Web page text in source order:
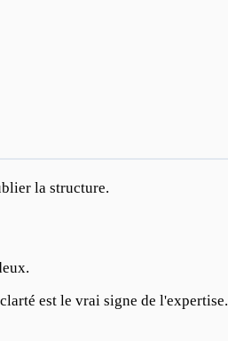
la structure.
est le vrai signe de l'expertise.